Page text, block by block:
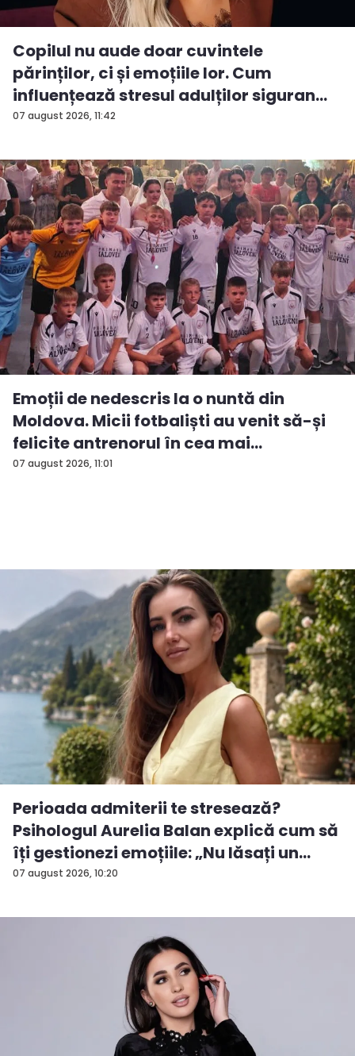
07 august 2026, 11:42
Copilul nu aude doar cuvintele
părinților, ci și emoțiile lor. Cum
influențează stresul adulților siguran...
07 august 2026, 11:01
Emoții de nedescris la o nuntă din
Moldova. Micii fotbaliști au venit să-și
felicite antrenorul în cea mai
importan...
07 august 2026, 10:20
Perioada admiterii te stresează?
Psihologul Aurelia Balan explică cum să
îți gestionezi emoțiile: „Nu lăsați un
rezu...